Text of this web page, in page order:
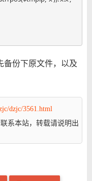
备份下原文件，以及
dzjc/3561.html
系本站，转载请说明出